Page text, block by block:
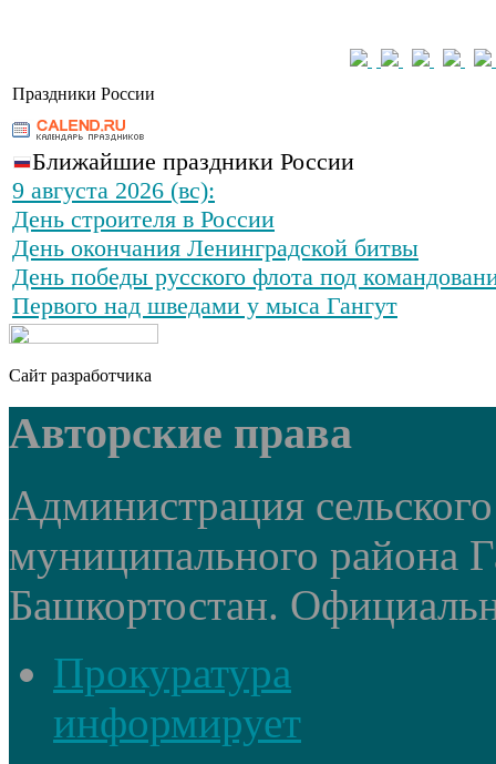
Праздники России
Ближайшие праздники России
9 августа 2026 (вс):
День строителя в России
День окончания Ленинградской битвы
День победы русского флота под
Первого над шведами у мыса Гангут
Сайт разработчика
Авторские права
Администрация
муниципального района
Башкортостан.
Прокуратура
информирует